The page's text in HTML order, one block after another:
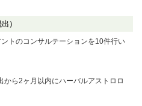
）
トのコンサルテーションを10件行い
から2ヶ月以内にハーバルアストロロ